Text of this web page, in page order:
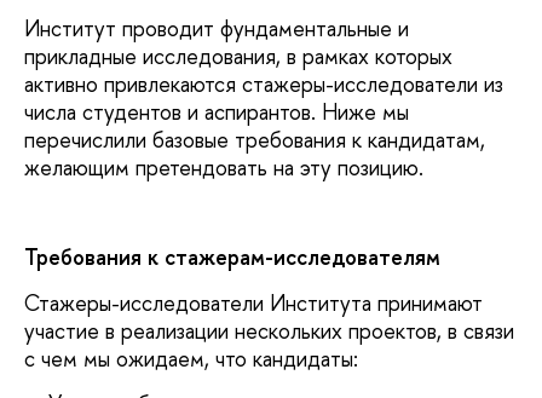
Институт проводит фундаментальные и
прикладные исследования, в рамках которых
активно привлекаются стажеры-исследователи из
числа студентов и аспирантов. Ниже мы
перечислили базовые требования к кандидатам,
желающим претендовать на эту позицию.
Требования к стажерам-исследователям
Стажеры-исследователи Института принимают
участие в реализации нескольких проектов, в связи
с чем мы ожидаем, что кандидаты: